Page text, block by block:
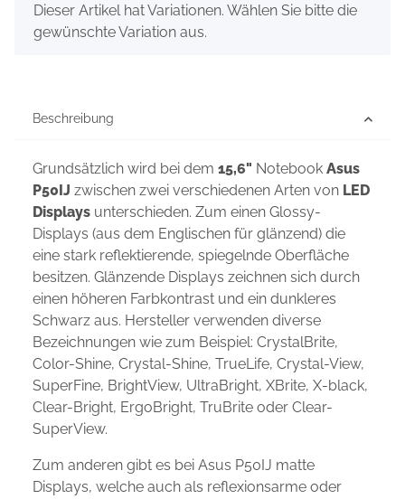
x
Dieser Artikel hat Variationen. Wählen Sie bitte die
gewünschte Variation aus.
Beschreibung
Grundsätzlich wird bei dem 15,6" Notebook Asus
P50IJ zwischen zwei verschiedenen Arten von LED
Displays unterschieden. Zum einen Glossy-
Displays (aus dem Englischen für glänzend) die
eine stark reflektierende, spiegelnde Oberfläche
besitzen. Glänzende Displays zeichnen sich durch
einen höheren Farbkontrast und ein dunkleres
Schwarz aus. Hersteller verwenden diverse
Bezeichnungen wie zum Beispiel: CrystalBrite,
Color-Shine, Crystal-Shine, TrueLife, Crystal-View,
SuperFine, BrightView, UltraBright, XBrite, X-black,
Clear-Bright, ErgoBright, TruBrite oder Clear-
SuperView.
Zum anderen gibt es bei Asus P50IJ matte
Displays, welche auch als reflexionsarme oder